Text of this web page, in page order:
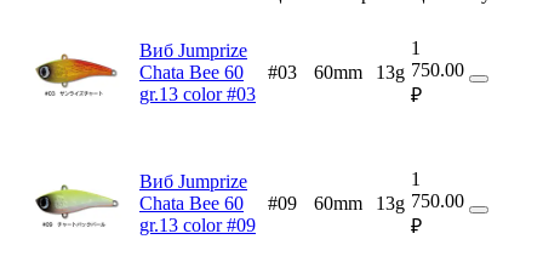
Виб Jumprize
Chata Bee 60
gr.13 color #03
#03 60mm 13g
1
750.00
₽
Виб Jumprize
Chata Bee 60
gr.13 color #09
#09 60mm 13g
1
750.00
₽